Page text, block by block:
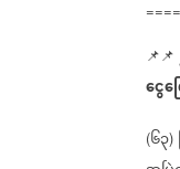
📌📌
ငွေက
(၆၃)